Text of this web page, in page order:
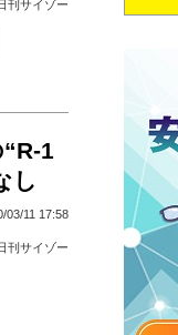
刊サイゾー
1
し
03/11 17:58
刊サイゾー